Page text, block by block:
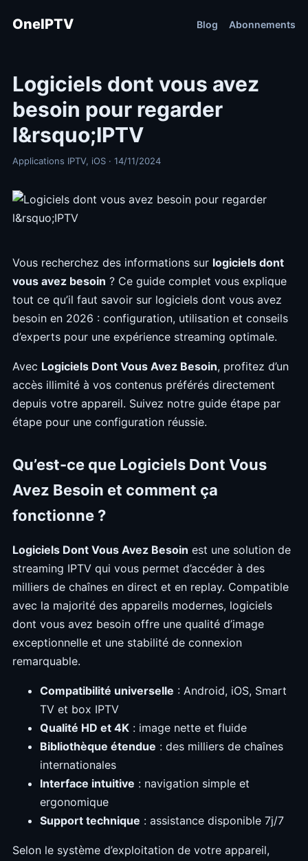
OneIPTV Blog Abonnements
Logiciels dont vous avez
besoin pour regarder
l&rsquo;IPTV
Applications IPTV, iOS · 14/11/2024
Vous recherchez des informations sur logiciels dont
vous avez besoin ? Ce guide complet vous explique
tout ce qu’il faut savoir sur logiciels dont vous avez
besoin en 2026 : configuration, utilisation et conseils
d’experts pour une expérience streaming optimale.
Avec Logiciels Dont Vous Avez Besoin, profitez d’un
accès illimité à vos contenus préférés directement
depuis votre appareil. Suivez notre guide étape par
étape pour une configuration réussie.
Qu’est-ce que Logiciels Dont Vous
Avez Besoin et comment ça
fonctionne ?
Logiciels Dont Vous Avez Besoin est une solution de
streaming IPTV qui vous permet d’accéder à des
milliers de chaînes en direct et en replay. Compatible
avec la majorité des appareils modernes, logiciels
dont vous avez besoin offre une qualité d’image
exceptionnelle et une stabilité de connexion
remarquable.
Compatibilité universelle : Android, iOS, Smart
TV et box IPTV
Qualité HD et 4K : image nette et fluide
Bibliothèque étendue : des milliers de chaînes
internationales
Interface intuitive : navigation simple et
ergonomique
Support technique : assistance disponible 7j/7
Selon le système d’exploitation de votre appareil,